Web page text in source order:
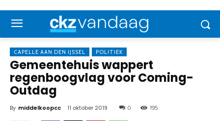
CAPELLE AAN DEN IJSSEL POLITIEK
Gemeentehuis wappert
regenboogvlag voor Coming-
Outdag
By middelkoopcc 11 oktober 2019 0 195